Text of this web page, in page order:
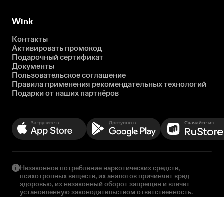
Wink
Контакты
Активировать промокод
Подарочный сертификат
Документы
Пользовательское соглашение
Правила применения рекомендательных технологий
Подарки от наших партнёров
Незаконное потребление наркотических средств,
психотропных веществ, их аналогов причиняет вред
здоровью, их незаконный оборот запрещен и влечет
установленную законодательством ответственность.